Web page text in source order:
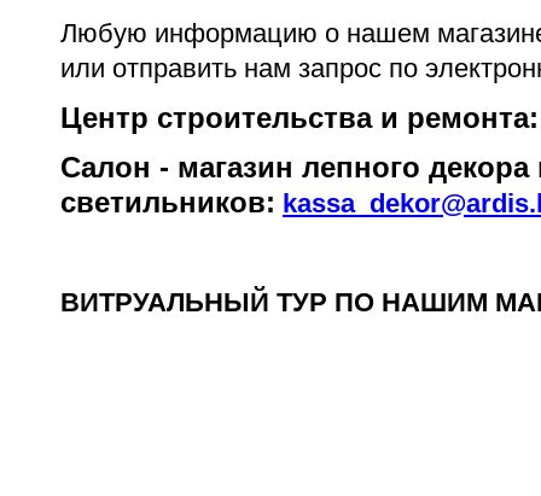
Любую информацию о нашем
или отправить нам запрос по
Центр строительства и
Салон - магазин лепного декора
светильников:
ВИТРУАЛЬНЫЙ ТУР ПО НАШИМ